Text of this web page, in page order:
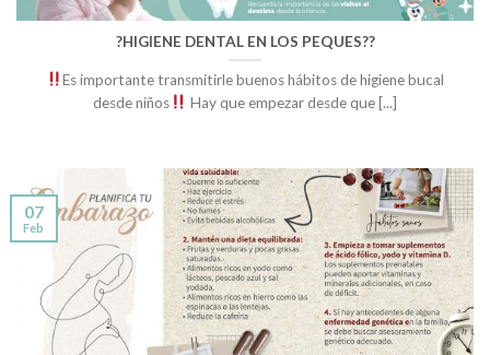
?HIGIENE DENTAL EN LOS PEQUES??
Es importante transmitirle buenos hábitos de higiene bucal
desde niños
Hay que empezar desde que [...]
07
Feb